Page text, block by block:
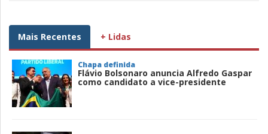
Mais Recentes + Lidas
Chapa definida
Flávio Bolsonaro anuncia Alfredo Gaspar
como candidato a vice-presidente